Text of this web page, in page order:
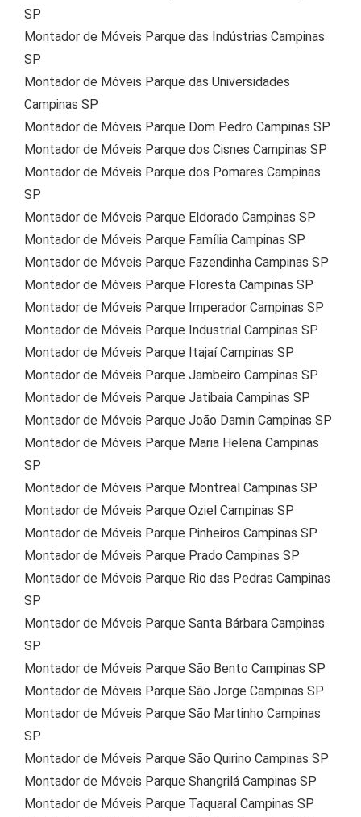
SP
Montador de Móveis Parque das Indústrias Campinas
SP
Montador de Móveis Parque das Universidades
Campinas SP
Montador de Móveis Parque Dom Pedro Campinas SP
Montador de Móveis Parque dos Cisnes Campinas SP
Montador de Móveis Parque dos Pomares Campinas
SP
Montador de Móveis Parque Eldorado Campinas SP
Montador de Móveis Parque Família Campinas SP
Montador de Móveis Parque Fazendinha Campinas SP
Montador de Móveis Parque Floresta Campinas SP
Montador de Móveis Parque Imperador Campinas SP
Montador de Móveis Parque Industrial Campinas SP
Montador de Móveis Parque Itajaí Campinas SP
Montador de Móveis Parque Jambeiro Campinas SP
Montador de Móveis Parque Jatibaia Campinas SP
Montador de Móveis Parque João Damin Campinas SP
Montador de Móveis Parque Maria Helena Campinas
SP
Montador de Móveis Parque Montreal Campinas SP
Montador de Móveis Parque Oziel Campinas SP
Montador de Móveis Parque Pinheiros Campinas SP
Montador de Móveis Parque Prado Campinas SP
Montador de Móveis Parque Rio das Pedras Campinas
SP
Montador de Móveis Parque Santa Bárbara Campinas
SP
Montador de Móveis Parque São Bento Campinas SP
Montador de Móveis Parque São Jorge Campinas SP
Montador de Móveis Parque São Martinho Campinas
SP
Montador de Móveis Parque São Quirino Campinas SP
Montador de Móveis Parque Shangrilá Campinas SP
Montador de Móveis Parque Taquaral Campinas SP